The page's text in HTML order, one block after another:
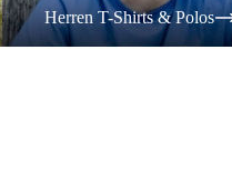
Herren T-Shirts & Polos